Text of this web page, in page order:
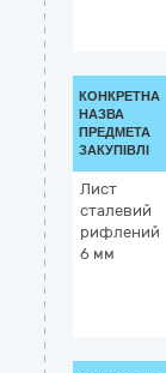
КОНКРЕТНА
НАЗВА
ПРЕДМЕТА
ЗАКУПІВЛІ
Лист
сталевий
рифлений
6 мм